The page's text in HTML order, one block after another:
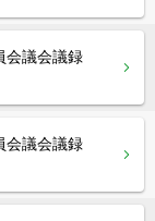
会議会議録
会議会議録